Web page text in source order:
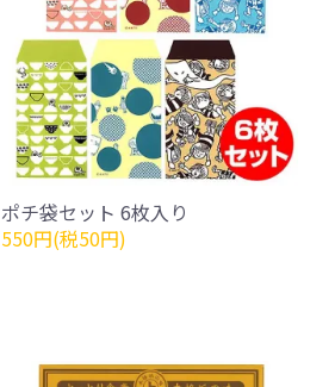
ポチ袋セット 6枚入り
550円(税50円)